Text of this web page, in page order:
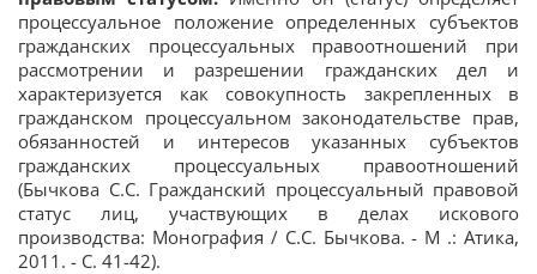
процессуальное положение определенных субъектов
гражданских процессуальных правоотношений при
рассмотрении и разрешении гражданских дел и
характеризуется как совокупность закрепленных в
гражданском процессуальном законодательстве прав,
обязанностей и интересов указанных субъектов
гражданских процессуальных правоотношений
(Бычкова С.С. Гражданский процессуальный правовой
статус лиц, участвующих в делах искового
производства: Монография / С.С. Бычкова. - М .: Атика,
2011. - С. 41-42).